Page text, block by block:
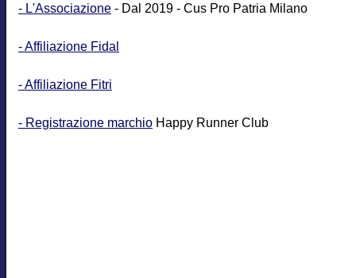
- L'Associazione - Dal 2019 - Cus Pro Patria Milano
- Affiliazione Fidal
- Affiliazione Fitri
- Registrazione marchio Happy Runner Club